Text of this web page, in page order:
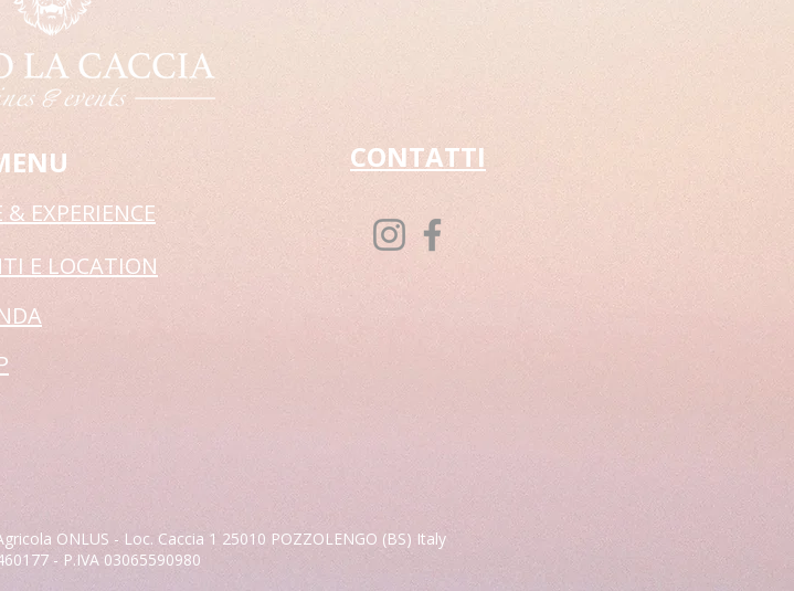
EXPERIENCE
E LOCATION
CONTATTI
ONLUS - Loc. Caccia 1 25010 POZZOLENGO (BS) Italy
- P.IVA 03065590980